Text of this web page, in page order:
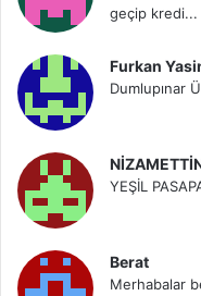
geçip kredi...
Furkan
Dumlupınar
YEŞİL
Berat
Merhabalar